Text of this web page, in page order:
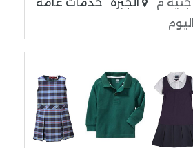
اليوم